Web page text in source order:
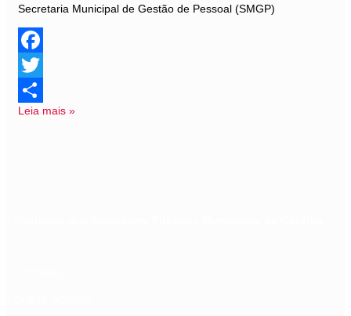
Secretaria Municipal de Gestão de Pessoal (SMGP)
Facebook
Twitter
Share
Leia mais »